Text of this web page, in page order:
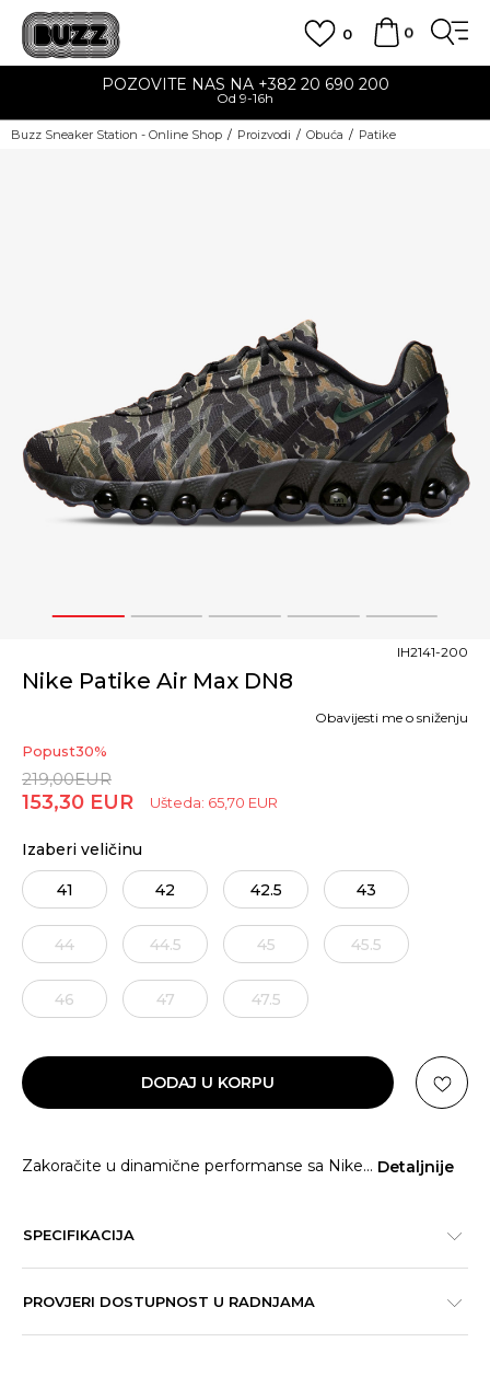
0
0
POZOVITE NAS NA +382 20 690 200
Od 9-16h
Buzz Sneaker Station - Online Shop Proizvodi Obuća Patike
1 2 3 4 5
Nike Patike Air Max DN8
IH2141-200
Popust30%
219,00EUR
153,30 EUR Ušteda: 65,70 EUR
Obavijesti me o sniženju
Izaberi veličinu
41 42 42.5 43
44 44.5 45 45.5
46 47 47.5
DODAJ U KORPU
Zakoračite u dinamične performanse sa Nike... Detaljnije
SPECIFIKACIJA
PROVJERI DOSTUPNOST U RADNJAMA